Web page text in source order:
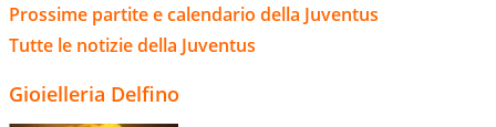
Prossime partite e calendario della Juventus
Tutte le notizie della Juventus
Gioielleria Delfino